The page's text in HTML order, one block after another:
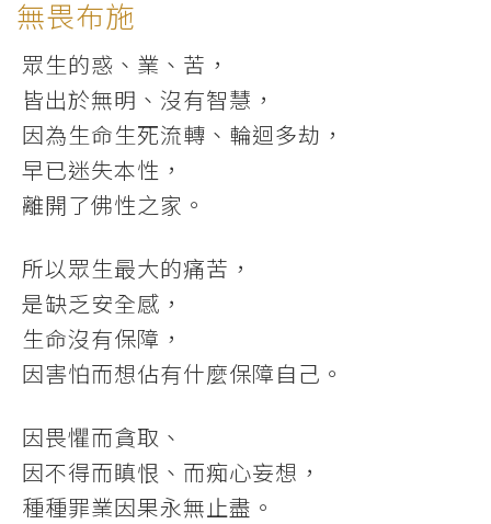
無畏布施
眾生的惑、業、苦，
皆出於無明、沒有智慧，
因為生命生死流轉、輪迴多劫，
早已迷失本性，
離開了佛性之家。
所以眾生最大的痛苦，
是缺乏安全感，
生命沒有保障，
因害怕而想佔有什麼保障自己。
因畏懼而貪取、
因不得而瞋恨、而痴心妄想，
種種罪業因果永無止盡。